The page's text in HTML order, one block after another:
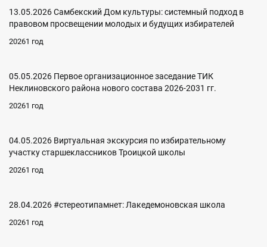
13.05.2026 Самбекский Дом культуры: системный подход в
правовом просвещении молодых и будущих избирателей
20261 год
05.05.2026 Первое организационное заседание ТИК
Неклиновского района нового состава 2026-2031 гг.
20261 год
04.05.2026 Виртуальная экскурсия по избирательному
участку старшеклассников Троицкой школы
20261 год
28.04.2026 #стереотипамнет: Лакедемоновская школа
20261 год